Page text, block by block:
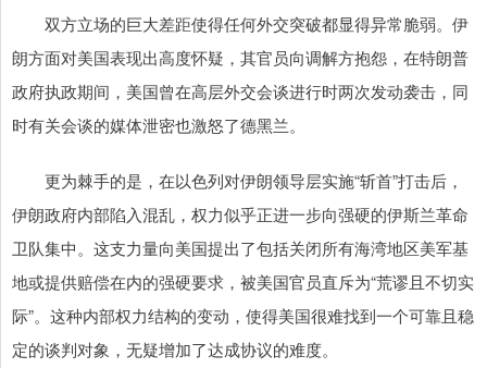
双方立场的巨大差距使得任何外交突破都显得异常脆弱。伊
朗方面对美国表现出高度怀疑，其官员向调解方抱怨，在特朗普
政府执政期间，美国曾在高层外交会谈进行时两次发动袭击，同
时有关会谈的媒体泄密也激怒了德黑兰。
更为棘手的是，在以色列对伊朗领导层实施“斩首”打击后，
伊朗政府内部陷入混乱，权力似乎正进一步向强硬的伊斯兰革命
卫队集中。这支力量向美国提出了包括关闭所有海湾地区美军基
地或提供赔偿在内的强硬要求，被美国官员直斥为“荒谬且不切实
际”。这种内部权力结构的变动，使得美国很难找到一个可靠且稳
定的谈判对象，无疑增加了达成协议的难度。